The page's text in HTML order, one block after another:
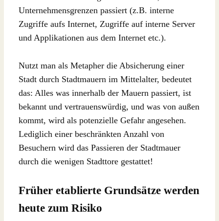
Unternehmensgrenzen passiert (z.B. interne
Zugriffe aufs Internet, Zugriffe auf interne Server
und Applikationen aus dem Internet etc.).
Nutzt man als Metapher die Absicherung einer
Stadt durch Stadtmauern im Mittelalter, bedeutet
das: Alles was innerhalb der Mauern passiert, ist
bekannt und vertrauenswürdig, und was von außen
kommt, wird als potenzielle Gefahr angesehen.
Lediglich einer beschränkten Anzahl von
Besuchern wird das Passieren der Stadtmauer
durch die wenigen Stadttore gestattet!
Früher etablierte Grundsätze werden
heute zum Risiko